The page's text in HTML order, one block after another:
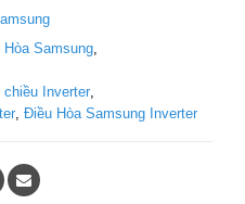
Samsung
Inverter
Điều Hòa Samsung Inverter